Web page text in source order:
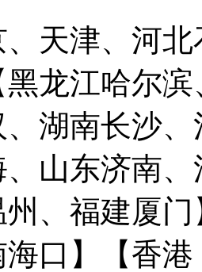
天津、河
黑龙江哈尔
、湖南长沙
山东济南
、福建厦门
口】
【香